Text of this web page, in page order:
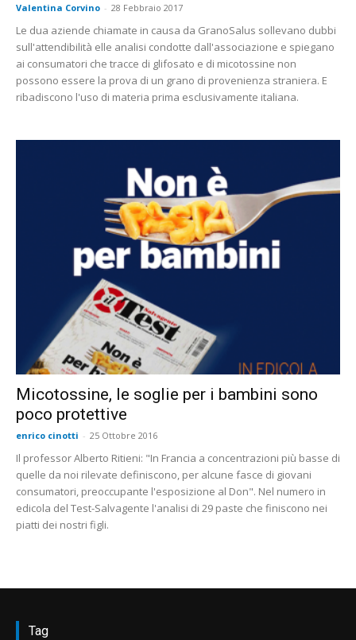
Valentina Corvino - 28 Febbraio 2017
Le dua aziende chiamate in causa da GranoSalus sollevano dubbi
sull'attendibilità elle analisi condotte dall'associazione e spiegano
ai consumatori che tracce di glifosato e di micotossine non
possono essere la prova di un grano di provenienza straniera. E
ribadiscono l'uso di materia prima esclusivamente italiana.
Micotossine, le soglie per i bambini sono
poco protettive
enrico cinotti - 25 Ottobre 2016
Il professor Alberto Ritieni: "In Francia a concentrazioni più basse di
quelle da noi rilevate definiscono, per alcune fasce di giovani
consumatori, preoccupante l'esposizione al Don". Nel numero in
edicola del Test-Salvagente l'analisi di 29 paste che finiscono nei
piatti dei nostri figli.
Tag